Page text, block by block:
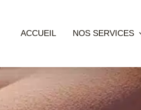
ACCUEIL NOS SERVICES